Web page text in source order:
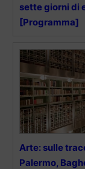
sette giorni di
[Programma]
Arte: sulle
Palermo,